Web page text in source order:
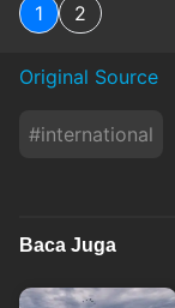
1 2
Original Source
#international
Baca Juga